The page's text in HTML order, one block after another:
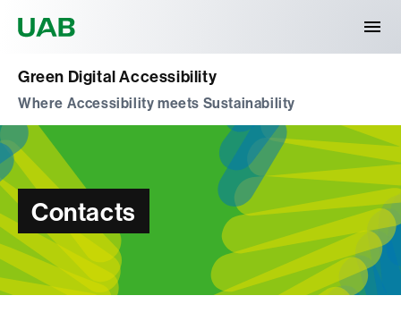
Green Digital Accessibility
Where Accessibility meets Sustainability
Contacts